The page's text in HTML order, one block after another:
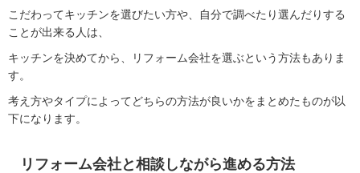
こだわってキッチンを選びたい方や、自分で調べたり選んだりする
ことが出来る人は、
キッチンを決めてから、リフォーム会社を選ぶという方法もありま
す。
考え方やタイプによってどちらの方法が良いかをまとめたものが以
下になります。
リフォーム会社と相談しながら進める方法